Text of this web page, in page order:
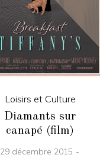
Loisirs et Culture
Diamants sur
canapé (film)
29 décembre 2015